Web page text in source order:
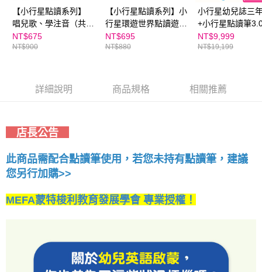
４．使用「AFTEE先享後付」時，將依據個別帳號之用戶狀況，依本公司即
時審查核予不同之上限額度；若仍有額度不足之情形，本公司將視審查結果
請求用戶進行身份認證。
５．嚴禁一人註冊多個帳號或使用他人資訊註冊。若發現惡意使用之情形，
恩沛科技股份有限公司將有權停止該用戶之使用額度並採取法律行動。
【小行星點讀系列】
唱兒歌、學注音（共兩
冊）
NT$675
NT$900
【小行星點讀系列】小
行星環遊世界點讀遊戲
套組
NT$695
NT$880
小行星幼兒誌三
+小行星點讀筆
電版)
NT$9,999
NT$19,199
詳細說明 商品規格 相關推薦
店長公告
此商品需配合點讀筆使用，若您未持有點讀筆，建議
您另行加購>>
MEFA蒙特梭利教育發展學會 專業授權！